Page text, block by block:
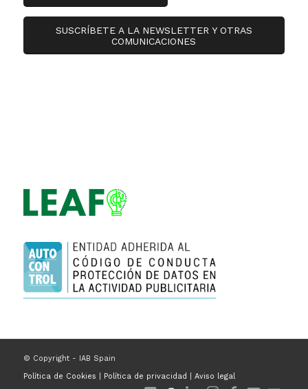
SUSCRÍBETE A LA NEWSLETTER Y OTRAS
COMUNICACIONES
© Copyright - IAB Spain
Política de Cookies
Política de privacidad Aviso legal